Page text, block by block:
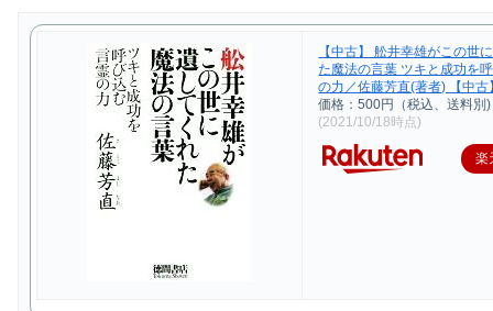
【中古】 舩井幸雄がこの世
た魔法の言葉 ツキと成功を
の力／佐藤芳直(著者) 【中古
価格：500円（税込、送料別)
(2021/10/18時点)
楽